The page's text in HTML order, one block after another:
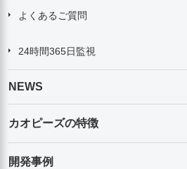
よくあるご質問
24時間365日監視
NEWS
カオピーズの特徴
開発事例